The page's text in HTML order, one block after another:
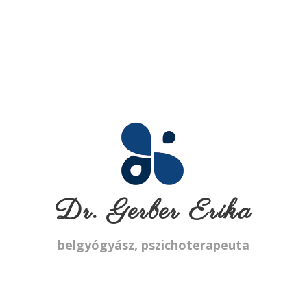
Dr. Gerber Erika
belgyógyász, pszichoterapeuta